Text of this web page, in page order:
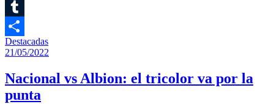
Twitter
Tumblr
Compartir
Destacadas
21/05/2022
Nacional vs Albion: el tricolor va por la
punta